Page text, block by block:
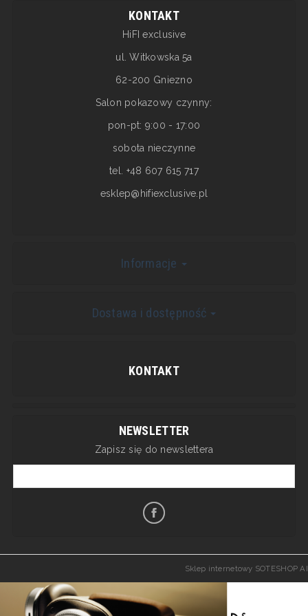
KONTAKT
HiFI exclusive
ul. Witkowska 5a
62-200 Gniezno
Salon pokazowy czynny:
pon-pt: 9:00 - 17:00
sobota nieczynne
tel. +48 607 615 717
esklep@hifiexclusive.pl
Informacje
Dostawa i dostępność
KONTAKT
NEWSLETTER
Zapisz się do newslettera
Sklep internetowy SOTESHOP AI